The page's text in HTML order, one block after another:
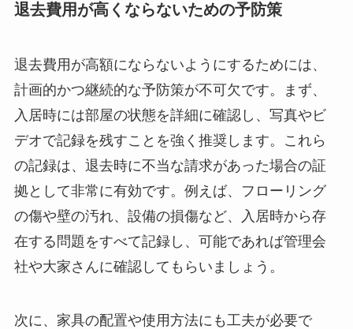
退去費用が高くならないための予防策
退去費用が高額にならないようにするためには、
計画的かつ継続的な予防策が不可欠です。まず、
入居時には部屋の状態を詳細に確認し、写真やビ
デオで記録を残すことを強く推奨します。これら
の記録は、退去時に不当な請求があった場合の証
拠として非常に有効です。例えば、フローリング
の傷や壁の汚れ、設備の損傷など、入居時から存
在する問題をすべて記録し、可能であれば管理会
社や大家さんに確認してもらいましょう。
次に、家具の配置や使用方法にも工夫が必要で